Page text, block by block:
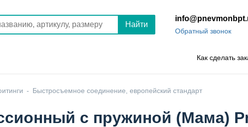
Найти
Обратный звонок
Как сделать
Быстросъемное соединение, европейский стандарт
с пружиной (Мама)